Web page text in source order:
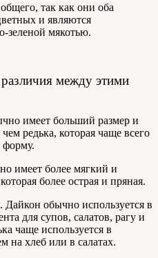
так как они оба
и являются
зеленой мякотью.
между этими
имеет больший размер и
редька, которая чаще всего
форму.
имеет более мягкий и
более острая и пряная.
обычно используется в
для супов, салатов, рагу и
чаще используется в
на хлеб или в салатах.